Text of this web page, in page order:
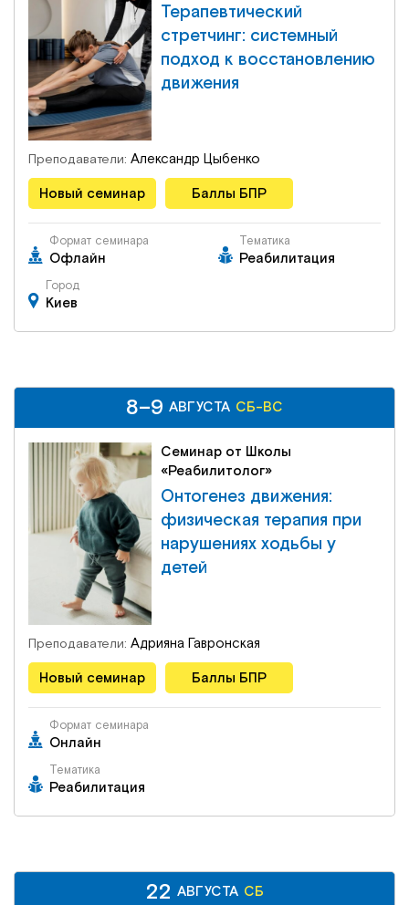
Терапевтический
стретчинг: системный
подход к восстановлению
движения
Преподаватели: Александр Цыбенко
Новый семинар Баллы БПР
Формат семинара
Офлайн
Тематика
Реабилитация
Город
Киев
Семинар от Школы
«Реабилитолог»
Онтогенез движения:
физическая терапия при
нарушениях ходьбы у
детей
Преподаватели: Адрияна Гавронская
Новый семинар Баллы БПР
Формат семинара
Онлайн
Тематика
Реабилитация
СБ-ВС 8–9 АВГУСТА
8–9 АВГУСТА СБ-ВС
СБ 22 АВГУСТА
22 АВГУСТА СБ